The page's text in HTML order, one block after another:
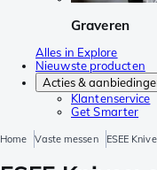
Graveren
Alles in Explore
Nieuwste producten
Acties &
Klantenservice
Get Smarter
Home Vaste messen ESEE